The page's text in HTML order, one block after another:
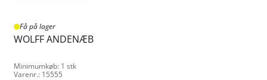
Få på lager
WOLFF ANDENÆB
Minimumkøb: 1 stk
Varenr.: 15555